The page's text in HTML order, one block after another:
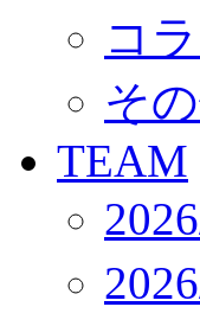
パートナー
クラブ理念
サステナビ
Web制作支
応援プロジ
コ
そ
TEAM